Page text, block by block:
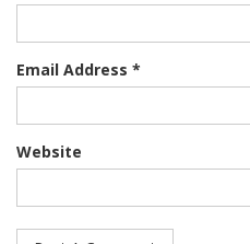
Email Address *
Website